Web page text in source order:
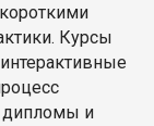
Курсы
дипломы и